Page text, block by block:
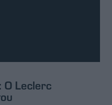
Ο Leclerc